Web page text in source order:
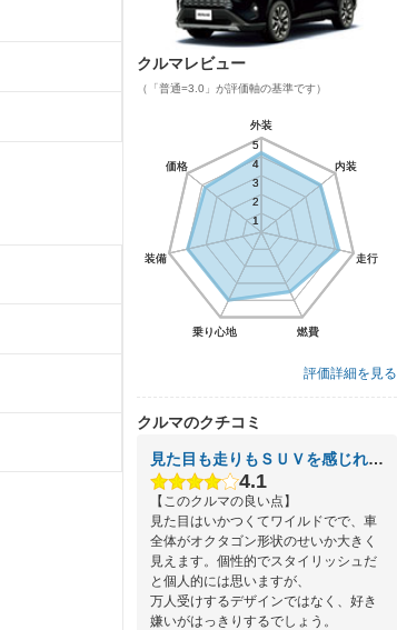
クルマレビュー
（「普通=3.0」が評価軸の基準です）
外装
内装
走行
燃費
乗り心地
装備
価格
1
2
3
4
5
外装
内装
走行
燃費
乗り心地
装備
価格
1
2
3
4
5
評価詳細を見る
クルマのクチコミ
見た目も走りもＳＵＶを感じれる車
4.1
【このクルマの良い点】
見た目はいかつくてワイルドでで、車
全体がオクタゴン形状のせいか大きく
見えます。個性的でスタイリッシュだ
と個人的には思いますが、
万人受けするデザインではなく、好き
嫌いがはっきりするでしょう。